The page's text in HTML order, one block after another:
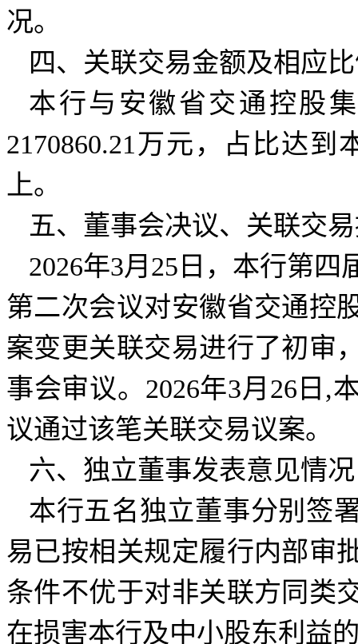
况。
四、关联交易金额及相应
本行与安徽省交通控股
2170860.21万元，占比达
上。
五、董事会决议、关联交
2026年3月25日，本行第
第二次会议对安徽省交通控
案变更关联交易进行了初审
事会审议。2026年3月26日,
议通过该笔关联交易议案。
六、独立董事发表意见情况
本行五名独立董事分别签
易已按相关规定履行内部审
条件不优于对非关联方同类
在损害本行及中小股东利益